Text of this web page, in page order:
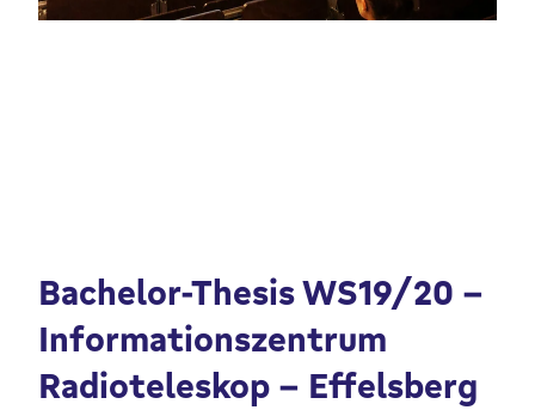
Bachelor-Thesis WS19/20 –
Informationszentrum
Radioteleskop – Effelsberg